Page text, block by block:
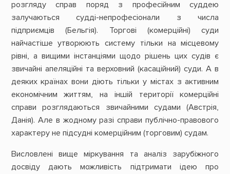
розгляду справ поряд з професійним суддею
залучаються судді-непрофесіонали з числа
підприємців (Бельгія). Торгові (комерційні) суди
найчастіше утворюють систему тільки на місцевому
рівні, а вищими інстанціями щодо рішень цих судів є
звичайні апеляційні та верховний (касаційний) суди. А в
деяких країнах вони діють тільки у містах з активним
економічним життям, на іншій території комерційні
справи розглядаються звичайними судами (Австрія,
Данія). Але в жодному разі справи публічно-правового
характеру не підсудні комерційним (торговим) судам.
Висловлені вище міркування та аналіз зарубіжного
досвіду дають можливість підтримати ідею про